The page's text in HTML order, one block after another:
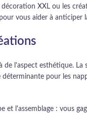
XXL ou les
vous aider à
l'aspect esthétique.
pour les
l'assemblage : vous